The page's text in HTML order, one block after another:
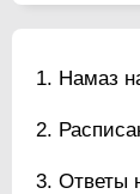
Намаз
Ответы